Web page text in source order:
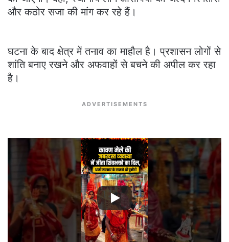
और कठोर सजा की मांग कर रहे हैं।
घटना के बाद क्षेत्र में तनाव का माहौल है। प्रशासन लोगों से
शांति बनाए रखने और अफवाहों से बचने की अपील कर रहा
है।
ADVERTISEMENTS